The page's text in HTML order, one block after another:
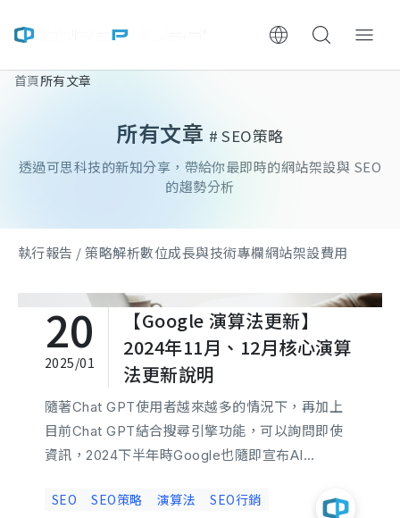
ChooWe AI仿生客服
執行報告 / 策略解析
數位成長與技術專欄
首頁所有文章
所有文章 # SEO策略
透過可思科技的新知分享，帶給你最即時的網站架設與 SEO
的趨勢分析
執行報告 / 策略解析數位成長與技術專欄網站架設費用
20
2025/01
【Google 演算法更新】
2024年11月、12月核心演算
法更新說明
隨著Chat GPT使用者越來越多的情況下，再加上
目前Chat GPT結合搜尋引擎功能，可以詢問即使
資訊，2024下半年時Google也隨即宣布AI
11日GOOGLE宣布修改重大核心演算法，可以推測
SEO SEO策略 演算法 SEO行銷